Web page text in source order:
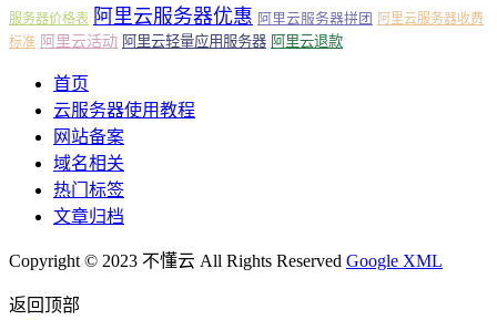
服务器价格表 阿里云服务器优惠 阿里云服务器拼团 阿里云服务器收费
标准 阿里云活动 阿里云轻量应用服务器 阿里云退款
首页
云服务器使用教程
网站备案
域名相关
热门标签
文章归档
Copyright © 2023 不懂云 All Rights Reserved Google XML
返回顶部